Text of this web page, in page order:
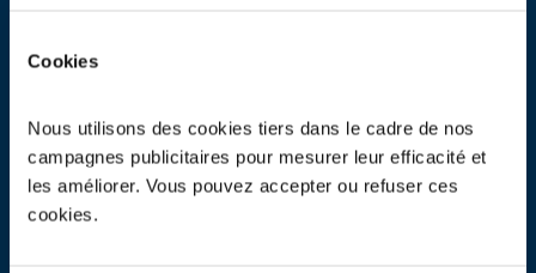
Cookies
Nous utilisons des cookies tiers dans le cadre de nos
campagnes publicitaires pour mesurer leur efficacité et
les améliorer. Vous pouvez accepter ou refuser ces
cookies.
Différentes possibilités s'offrent à vous :
les déposer en déchetterie
les fairereprendre à la livraisond’un appareil neuf de
remplacement
apporter en magasin
(reprise « 1 pour 1 » voire « 1 pour 0 »
dans certains points de vente)